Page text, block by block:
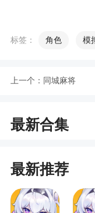
连抽礼包；500勾
2、每周一礼
3、每月策划
游戏特色
1、三国历史
标签： 角色 模
上一个： 同城麻将
最新合集
最新推荐